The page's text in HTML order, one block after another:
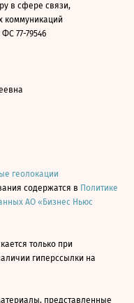
в сфере связи,
коммуникаций
77-79546
геолокации
содержатся в Политике
АО «Бизнес Ньюс
только при
гиперссылки на
представленные